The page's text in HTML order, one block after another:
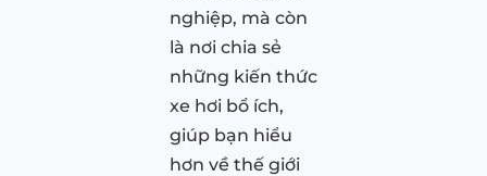
nghiệp, mà còn
là nơi chia sẻ
những kiến thức
xe hơi bổ ích,
giúp bạn hiểu
hơn về thế giới